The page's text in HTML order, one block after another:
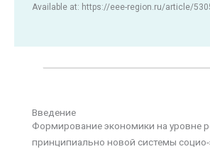
Available at: https://eee-region.ru/article/
Введение
Формирование экономики на уровне
принципиально новой системы